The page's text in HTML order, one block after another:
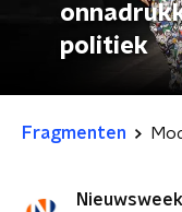
politiek
Fragmenten